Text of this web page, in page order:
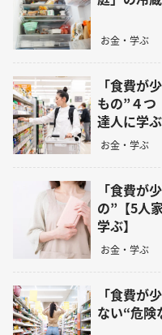
お金・学ぶ
「食費が
もの”４つ
達人に学ぶ
お金・学ぶ
「食費が
の”【5人
学ぶ】
お金・学ぶ
「食費が
ない“危険